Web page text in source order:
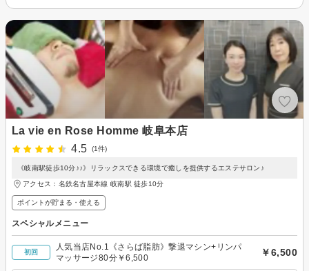
La vie en Rose Homme 岐阜本店
4.5
(1件)
《岐南駅徒歩10分♪♪》リラックスできる環境で癒しを提供するエステサロン♪
アクセス：名鉄名古屋本線 岐南駅 徒歩10分
ポイントが貯まる・使える
スペシャルメニュー
初回
人気当店No.1《さらば脂肪》撃退マシン+リンパ
マッサージ80分￥6,500
￥6,500